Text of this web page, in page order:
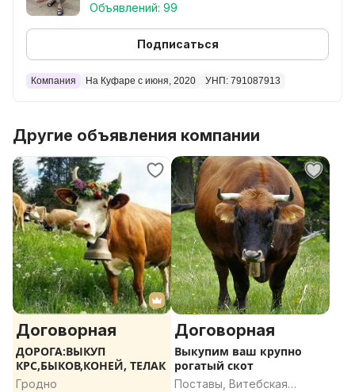
Объявлений: 99
Подписаться
Компания На Куфаре с июня, 2020 УНП: 791087913
Другие объявления компании
Договорная
ДОРОГА:ВЫКУП
КРС,БЫКОВ,КОНЕЙ, ТЕЛАК
Гродно
Договорная
Выкупим ваш крупно
рогатый скот
Поставы, Витебская